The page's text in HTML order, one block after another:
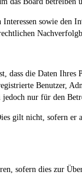
sowie
dass die Daten
Benutzer,
nur für den
gilt nicht, sofern
sofern dies zur